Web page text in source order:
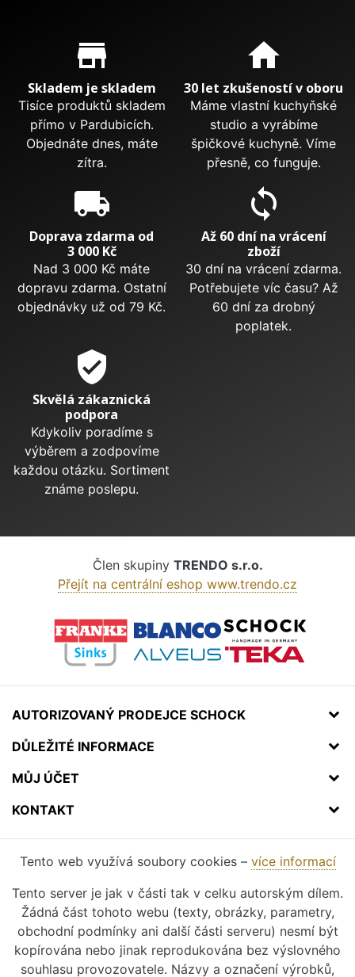
Proč nakupovat u nás?
store_mall_directory
Skladem je skladem
Tisíce produktů skladem
přímo v Pardubicích.
Objednáte dnes, máte
zítra.
home
30 let zkušeností v oboru
Máme vlastní kuchyňské
studio a vyrábíme
špičkové kuchyně. Víme
přesně, co funguje.
local_shipping
Doprava zdarma od
3 000 Kč
Nad 3 000 Kč máte
dopravu zdarma. Ostatní
objednávky už od 79 Kč.
sync
Až 60 dní na vrácení
zboží
30 dní na vrácení zdarma.
Potřebujete víc času? Až
60 dní za drobný
poplatek.
verified_user
Skvělá zákaznická
podpora
Kdykoliv poradíme s
výběrem a zodpovíme
každou otázku. Sortiment
známe poslepu.
Člen skupiny TRENDO s.r.o.
Přejít na centrální eshop www.trendo.cz
AUTORIZOVANÝ PRODEJCE SCHOCK
DŮLEŽITÉ INFORMACE
MŮJ ÚČET
KONTAKT
Tento web využívá soubory cookies – více informací
Tento server je jak v části tak v celku autorským dílem.
Žádná část tohoto webu (texty, obrázky, parametry,
obchodní podmínky ani další části serveru) nesmí být
kopírována nebo jinak reprodukována bez výslovného
souhlasu provozovatele. Názvy a označení výrobků,